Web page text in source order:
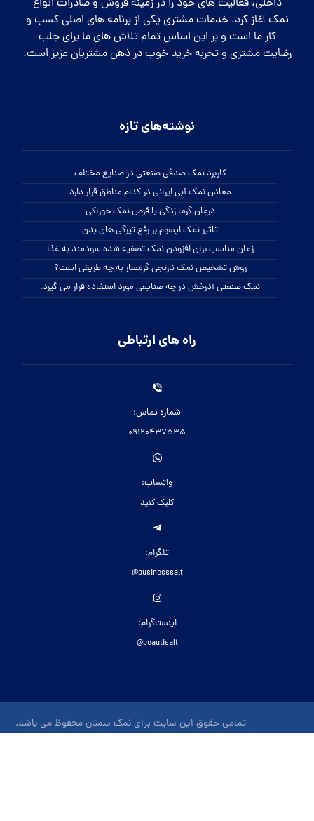
داخلی، فعالیت های خود را در زمینه فروش و صادرات انواع
نمک آغاز کرد. خدمات مشتری یکی از برنامه های اصلی کسب و
کار ما است و بر این اساس تمام تلاش های ما برای جلب
رضایت مشتری و تجربه خرید خوب در ذهن مشتریان عزیز است.
نوشته‌های تازه
کاربرد نمک صدفی صنعتی در صنایع مختلف
معادن نمک آبی ایرانی در کدام مناطق قرار دارد
درمان گرما زدگی با قرص نمک خوراکی
تاثیر نمک اپسوم بر رفع تیرگی های بدن
زمان مناسب برای افزودن نمک تصفیه شده سودمند به غذا
روش تشخیص نمک نارنجی گرمسار به چه طریقی است؟
نمک صنعتی آذرخش در چه صنایعی مورد استفاده قرار می گیرد.
راه های ارتباطی
شماره تماس:
09120437535
واتساپ:
کلیک کنید
تلگرام:
businesssalt@
اینستاگرام:
beautisalt@
تمامی حقوق این سایت برای نمک سمنان محفوظ می باشد.